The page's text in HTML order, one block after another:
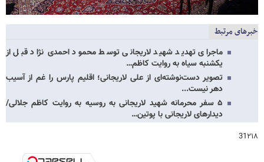
خبرهای مرتبط
ماجرای تهدید شهید لاریجانی توسط محمود احمدی‌ نژاد قبل از
یکشنبه سیاه به روایت کاظم…
تصویر دست‌نوشته‌ای از علی لاریجانی؛ اقلیم پارس را غم از آسیب
دهر نیست...
۵ سفر محرمانه شهید لاریجانی به روسیه به روایت کاظم جلالی/
دیدارهای لاریجانی با پوتین…
31۲۱۸